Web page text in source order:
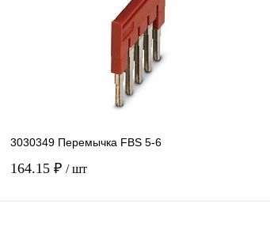
3030349 Перемычка FBS 5-6
164.15 ₽ / шт